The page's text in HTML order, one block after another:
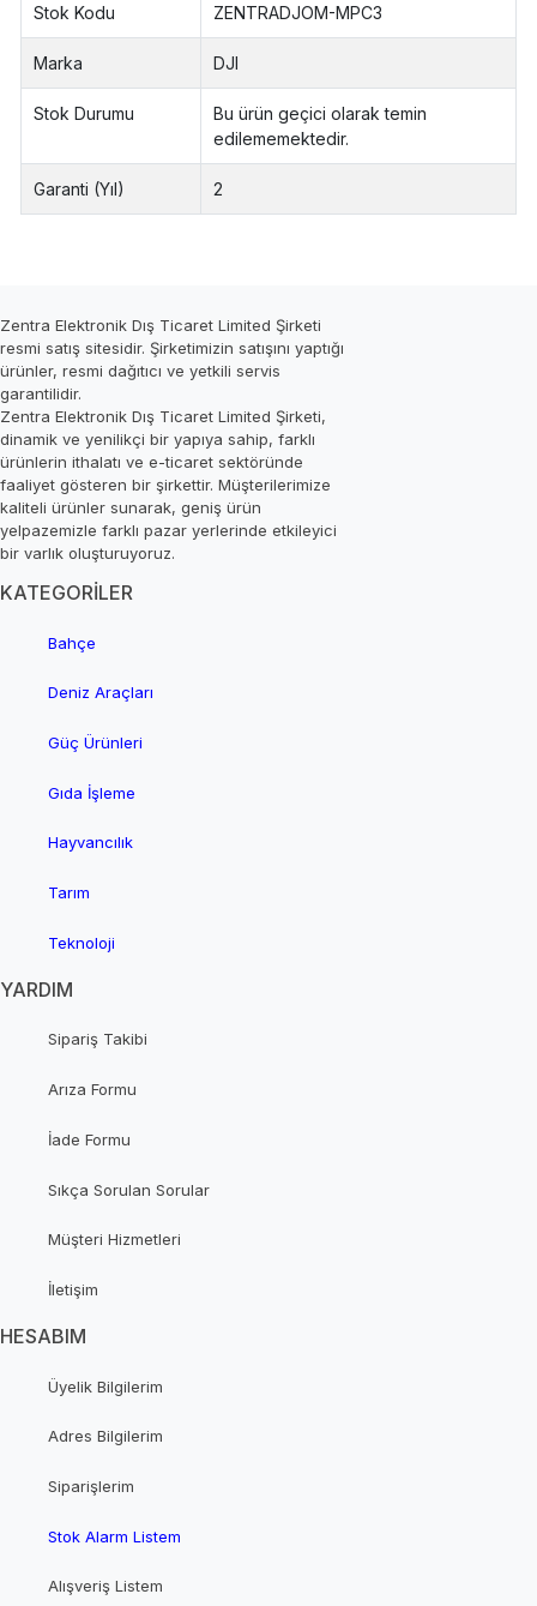
Stok Kodu ZENTRADJOM-MPC3
Marka DJI
Stok Durumu
Bu ürün geçici olarak temin
edilememektedir.
Garanti (Yıl) 2
Zentra Elektronik Dış Ticaret Limited Şirketi
resmi satış sitesidir. Şirketimizin satışını yaptığı
ürünler, resmi dağıtıcı ve yetkili servis
garantilidir.
Zentra Elektronik Dış Ticaret Limited Şirketi,
dinamik ve yenilikçi bir yapıya sahip, farklı
ürünlerin ithalatı ve e-ticaret sektöründe
faaliyet gösteren bir şirkettir. Müşterilerimize
kaliteli ürünler sunarak, geniş ürün
yelpazemizle farklı pazar yerlerinde etkileyici
bir varlık oluşturuyoruz.
KATEGORİLER
Bahçe
Deniz Araçları
Güç Ürünleri
Gıda İşleme
Hayvancılık
Tarım
Teknoloji
YARDIM
Sipariş Takibi
Arıza Formu
İade Formu
Sıkça Sorulan Sorular
Müşteri Hizmetleri
İletişim
HESABIM
Üyelik Bilgilerim
Adres Bilgilerim
Siparişlerim
Stok Alarm Listem
Alışveriş Listem